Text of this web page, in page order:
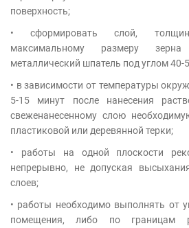
поверхность;
• сформировать слой,
максимальному размеру
металлический шпатель под углом 40-
• в зависимости от температуры
5-15 минут после нанесения
свеженанесенному слою
пластиковой или деревянной терки;
• работы на одной плоскости
непрерывно, не допуская
слоев;
• работы необходимо выполнять от
помещения, либо по границам